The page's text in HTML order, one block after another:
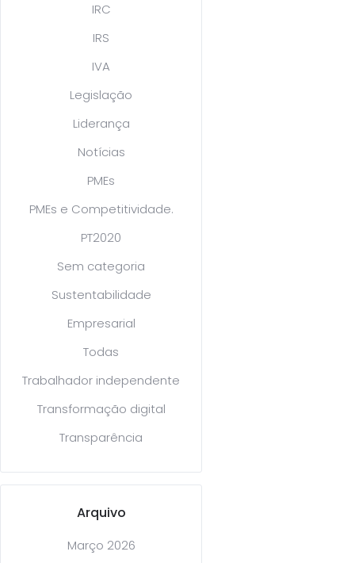
IRC
IRS
IVA
Legislação
Liderança
Notícias
PMEs
PMEs e Competitividade.
PT2020
Sem categoria
Sustentabilidade
Empresarial
Todas
Trabalhador independente
Transformação digital
Transparência
Arquivo
Março 2026